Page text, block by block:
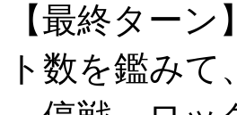
【最終ター
ト数を鑑みて、